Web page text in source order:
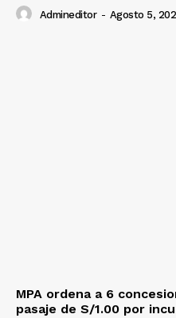
Admineditor - Agosto 5,
MPA ordena a 6
pasaje de S/1.00 por